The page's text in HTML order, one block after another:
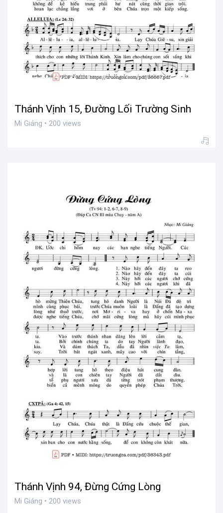
Thánh Vịnh 15, Đường Lối Trường Sinh
Mi Giáng • 200 views
Thánh Vịnh 94, Đừng Cứng Lòng
Mi Giáng • 200 views